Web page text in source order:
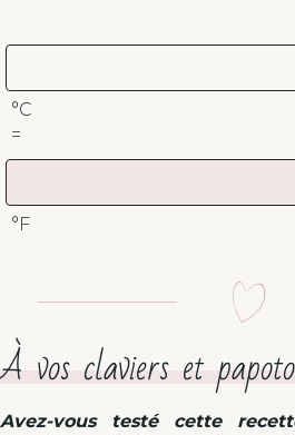
°C
=
°F
À vos claviers et
Avez-vous testé cette